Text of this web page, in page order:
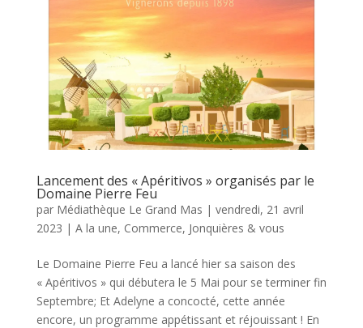
Lancement des « Apéritivos » organisés par le
Domaine Pierre Feu
par Médiathèque Le Grand Mas | vendredi, 21 avril
2023 | A la une, Commerce, Jonquières & vous
Le Domaine Pierre Feu a lancé hier sa saison des
« Apéritivos » qui débutera le 5 Mai pour se terminer fin
Septembre; Et Adelyne a concocté, cette année
encore, un programme appétissant et réjouissant ! En